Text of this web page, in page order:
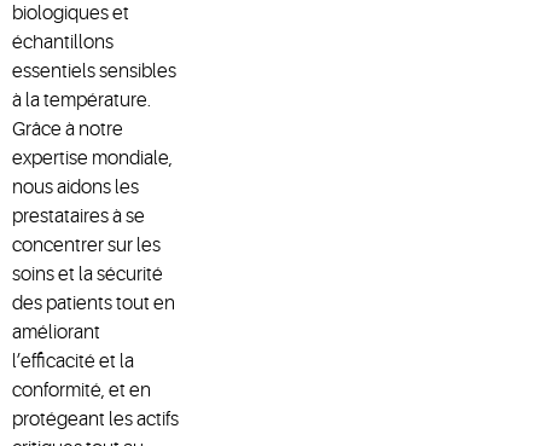
biologiques et
échantillons
essentiels sensibles
à la température.
Grâce à notre
expertise mondiale,
nous aidons les
prestataires à se
concentrer sur les
soins et la sécurité
des patients tout en
améliorant
l’efficacité et la
conformité, et en
protégeant les actifs